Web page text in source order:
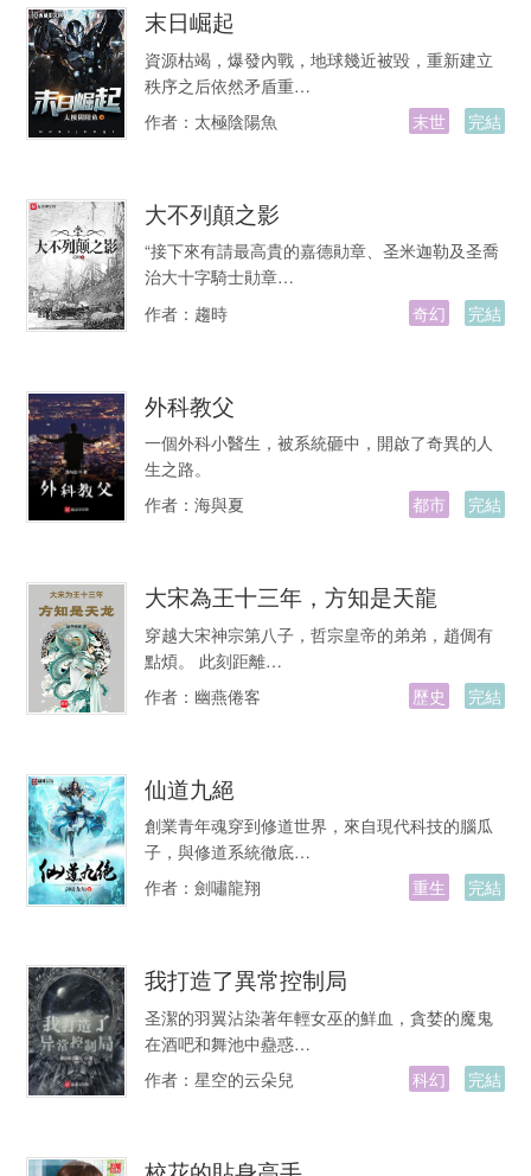
末日崛起
資源枯竭，爆發內戰，地球幾近被毀，重新建立
秩序之后依然矛盾重…
作者： 太極陰陽魚 末世 完結
大不列顛之影
“接下來有請最高貴的嘉德勛章、圣米迦勒及圣喬
治大十字騎士勛章…
作者： 趨時 奇幻 完結
外科教父
一個外科小醫生，被系統砸中，開啟了奇異的人
生之路。
作者： 海與夏 都市 完結
大宋為王十三年，方知是天龍
穿越大宋神宗第八子，哲宗皇帝的弟弟，趙倜有
點煩。 此刻距離…
作者： 幽燕倦客 歷史 完結
仙道九絕
創業青年魂穿到修道世界，來自現代科技的腦瓜
子，與修道系統徹底…
作者： 劍嘯龍翔 重生 完結
我打造了異常控制局
圣潔的羽翼沾染著年輕女巫的鮮血，貪婪的魔鬼
在酒吧和舞池中蠱惑…
作者： 星空的云朵兒 科幻 完結